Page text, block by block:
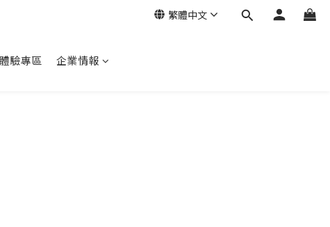
繁體中文
體驗專區 企業情報